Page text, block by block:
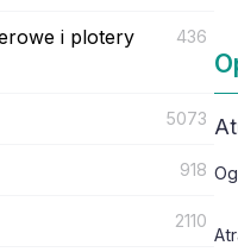
i plotery
436
5073
918
2110